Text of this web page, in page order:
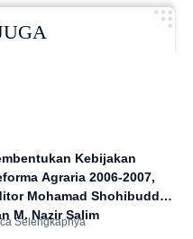
Kebijakan
Agraria 2006-2007,
Shohibuddin
M. Nazir Salim